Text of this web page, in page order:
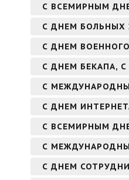
С ВСЕМИРНЫМ
С ДНЕМ БОЛЬНЫХ
С ДНЕМ
С ДНЕМ БЕКАПА,
С
С ДНЕМ
С ВСЕМИРНЫМ
С
С ДНЕМ